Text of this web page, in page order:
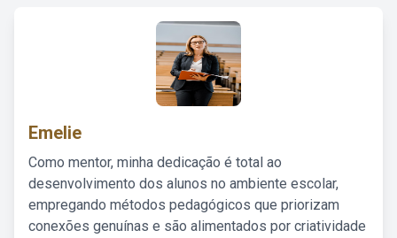
Emelie
Como mentor, minha dedicação é total ao
desenvolvimento dos alunos no ambiente escolar,
empregando métodos pedagógicos que priorizam
conexões genuínas e são alimentados por criatividade